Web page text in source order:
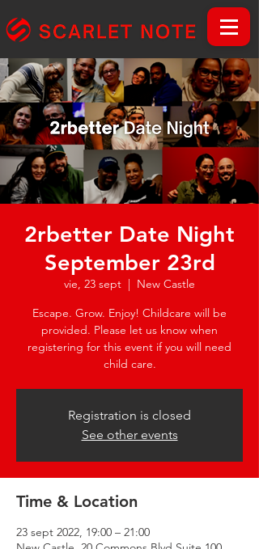
2rbetter Date Night
September 23rd
vie, 23 sept
  |
New Castle
Escape. Grow. Enjoy! Childcare will be
provided. Please let us know when
registering for this event if you will need
child care.
Registration is closed
See other events
Time & Location
23 sept 2022, 19:00 – 21:00